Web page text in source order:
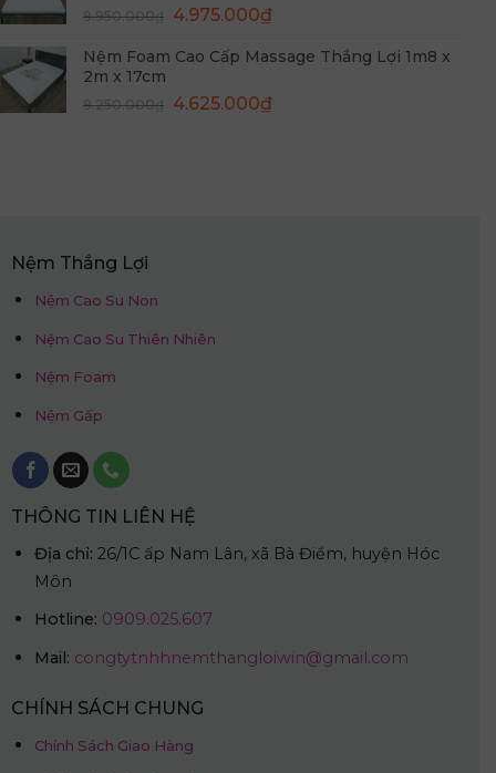
5.175.000₫.
9.950.000₫ Giá
là:
4.975.000₫Giá
tại
4.975.000₫.
Nệm Foam Cao Cấp Massage Thắng Lợi 1m8 x
2m x 17cm
9.250.000₫ Giá
4.625.000₫Giá
Nệm Thắng Lợi
Nệm Cao Su Non
Nệm Cao Su Thiên Nhiên
Nệm Foam
Nệm Gấp
THÔNG TIN LIÊN HỆ
Địa chỉ: 26/1C ấp Nam Lân, xã Bà Điểm, huyện Hóc
Môn
Hotline: 0909.025.607
Mail: congtytnhhnemthangloiwin@gmail.com
CHÍNH SÁCH CHUNG
Chính Sách Giao Hàng